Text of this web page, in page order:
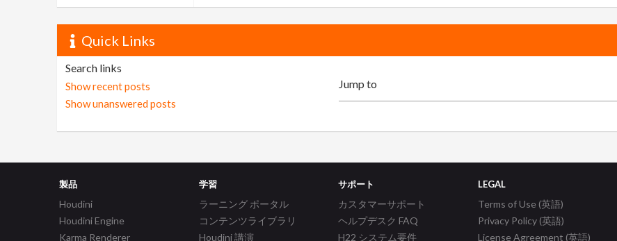
Quick Links
Search links
Show recent posts
Show unanswered posts
製品
Houdini
Houdini Engine
Karma Renderer
学習
ラーニング ポータル
コンテンツライブラリ
Houdini 講演
サポート
カスタマーサポート
ヘルプデスク FAQ
H22 システム要件
LEGAL
Terms of Use (英語)
Privacy Policy (英語)
License Agreement (英語)